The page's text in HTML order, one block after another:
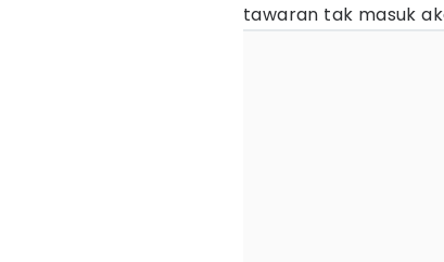
tawaran tak masuk